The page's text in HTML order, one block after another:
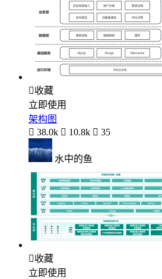
收藏
立即使用
架构图
 38.0k  10.8k  35
水中的鱼
收藏
立即使用